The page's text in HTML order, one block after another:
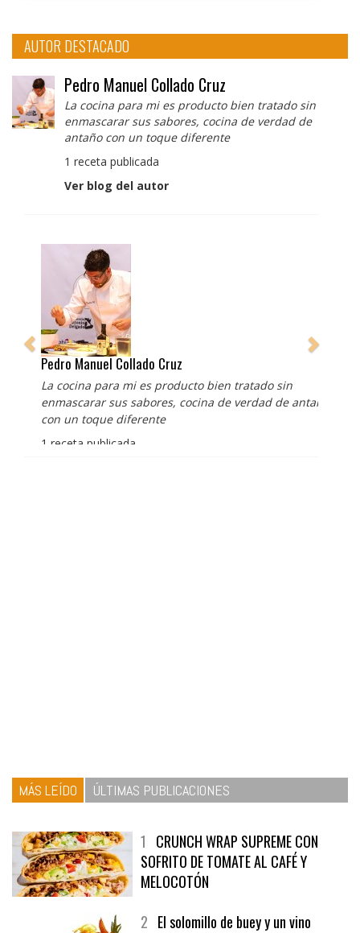
AUTOR DESTACADO
Pedro Manuel Collado Cruz
La cocina para mi es producto bien tratado sin
enmascarar sus sabores, cocina de verdad de
antaño con un toque diferente
1 receta publicada
Ver blog del autor
Pedro Manuel Collado Cruz
La cocina para mi es producto bien tratado sin
enmascarar sus sabores, cocina de verdad de antaño
con un toque diferente
1 receta publicada
1CRUNCH WRAP SUPREME CON
SOFRITO DE TOMATE AL CAFÉ Y
MELOCOTÓN